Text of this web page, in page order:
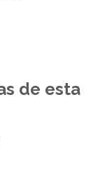
de esta